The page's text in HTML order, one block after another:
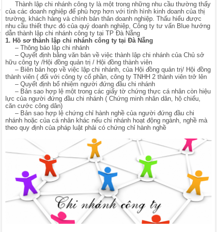
Thành lập chi nhánh công ty là một trong những nhu cầu thường thấy
của các doanh nghiệp để phù hợp hơn với tình hình kinh doanh của thị
trường, khách hàng và chính bản thân doanh nghiệp. Thấu hiểu được
nhu cầu thiết thực đó của quý doanh nghiệp, Công ty tư vấn Blue hướng
dẫn thành lập chi nhánh công ty tại TP Đà Nẵng
1. Hồ sơ thành lập chi nhánh công ty tại Đà Nẵng
– Thông báo lập chi nhánh
– Quyết định bằng văn bản về việc thành lập chi nhánh của Chủ sở
hữu công ty /Hội đồng quản trị / Hội đồng thành viên
– Biên bản họp về việc lập chi nhánh, của Hội đồng quản trị/ Hội đồng
thành viên ( đối với công ty cổ phần, công ty TNHH 2 thành viên trở lên
– Quyết định bổ nhiệm người đứng đầu chi nhánh
– Bản sao hợp lệ một trong các giấy tờ chứng thực cá nhân còn hiệu
lực của người đứng đầu chi nhánh ( Chứng minh nhân dân, hộ chiếu,
căn cước công dân)
– Bản sao hợp lệ chứng chỉ hành nghề của người đứng đầu chi
nhánh hoặc của cá nhân khác nếu chi nhánh hoạt động ngành, nghề mà
theo quy định của pháp luật phải có chứng chỉ hành nghề